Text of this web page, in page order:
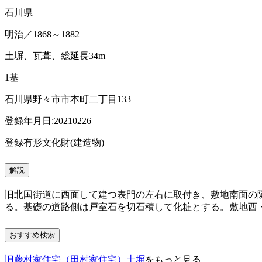
石川県
明治／1868～1882
土塀、瓦葺、総延長34m
1基
石川県野々市市本町二丁目133
登録年月日:20210226
登録有形文化財(建造物)
解説
旧北国街道に西面して建つ表門の左右に取付き、敷地南面
る。基礎の道路側は戸室石を切石積して化粧とする。敷地西
おすすめ検索
旧藤村家住宅（田村家住宅）土塀をもっと見る